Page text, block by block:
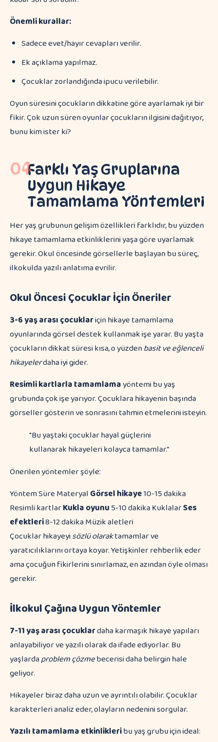
Önemli kurallar:
Sadece evet/hayır cevapları verilir.
Ek açıklama yapılmaz.
Çocuklar zorlandığında ipucu verilebilir.
Oyun süresini çocukların dikkatine göre ayarlamak iyi bir
fikir. Çok uzun süren oyunlar çocukların ilgisini dağıtıyor,
bunu kim ister ki?
04Farklı Yaş Gruplarına
Uygun Hikaye
Tamamlama Yöntemleri
Her yaş grubunun gelişim özellikleri farklıdır, bu yüzden
hikaye tamamlama etkinliklerini yaşa göre uyarlamak
gerekir. Okul öncesinde görsellerle başlayan bu süreç,
ilkokulda yazılı anlatıma evrilir.
Okul Öncesi Çocuklar İçin Öneriler
3-6 yaş arası çocuklariçin hikaye tamamlama
oyunlarında görsel destek kullanmak işe yarar. Bu yaşta
çocukların dikkat süresi kısa, o yüzdenbasit ve eğlenceli
hikayelerdaha iyi gider.
Resimli kartlarla tamamlamayöntemi bu yaş
grubunda çok işe yarıyor. Çocuklara hikayenin başında
görseller gösterin ve sonrasını tahmin etmelerini isteyin.
"Bu yaştaki çocuklar hayal güçlerini
kullanarak hikayeleri kolayca tamamlar."
Önerilen yöntemler şöyle:
Yöntem Süre MateryalGörsel hikaye10-15 dakika
Resimli kartlarKukla oyunu5-10 dakika KuklalarSes
efektleri8-12 dakika Müzik aletleri
Çocuklar hikayeyisözlü olaraktamamlar ve
yaratıcılıklarını ortaya koyar. Yetişkinler rehberlik eder
ama çocuğun fikirlerini sınırlamaz, en azından öyle olması
gerekir.
İlkokul Çağına Uygun Yöntemler
7-11 yaş arası çocuklardaha karmaşık hikaye yapıları
anlayabiliyor ve yazılı olarak da ifade ediyorlar. Bu
yaşlardaproblem çözmebecerisi daha belirgin hale
geliyor.
Hikayeler biraz daha uzun ve ayrıntılı olabilir. Çocuklar
karakterleri analiz eder, olayların nedenini sorgular.
Yazılı tamamlama etkinlikleribu yaş grubu için ideal: